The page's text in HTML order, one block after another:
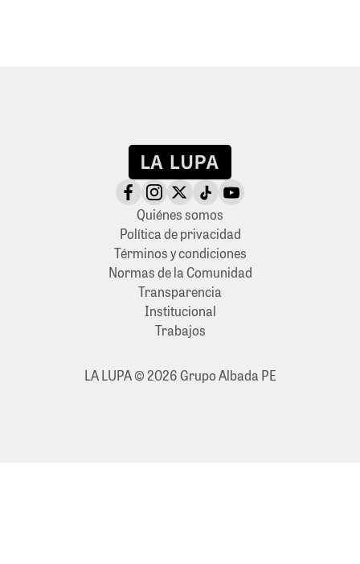
Quiénes somos
Política de privacidad
Términos y condiciones
Normas de la Comunidad
Transparencia
Institucional
Trabajos
LA LUPA © 2026 Grupo Albada PE